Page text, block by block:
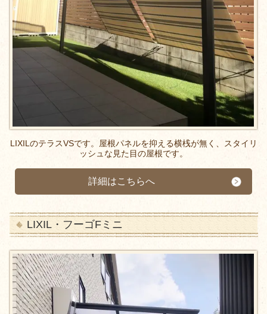
LIXILのテラスVSです。屋根パネルを抑える横桟が無く、スタイリ
ッシュな見た目の屋根です。
詳細はこちらへ
LIXIL・フーゴFミニ